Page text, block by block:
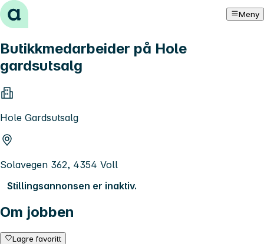
Hopp til innhold Meny
Butikkmedarbeider på Hole
gardsutsalg
Hole Gardsutsalg
Solavegen 362, 4354 Voll
Stillingsannonsen er inaktiv.
Om jobben
Lagre favoritt